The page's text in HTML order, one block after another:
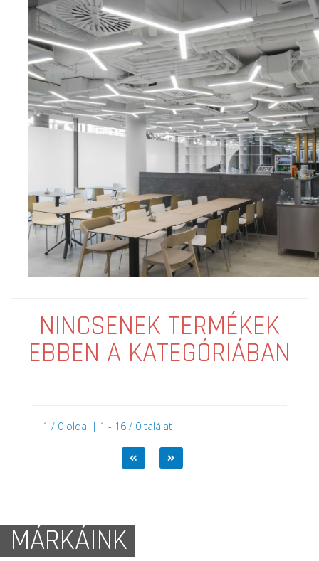
NINCSENEK TERMÉKEK
EBBEN A KATEGÓRIÁBAN
1 / 0 oldal | 1 - 16 / 0 találat
MÁRKÁINK